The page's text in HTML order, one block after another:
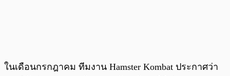
ในเดือนกรกฎาคม ทีมงาน Hamster Kombat ประกาศว่า